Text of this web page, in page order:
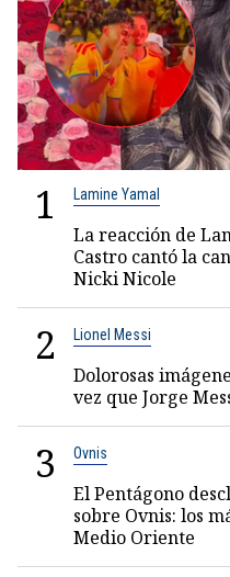
1 Lamine Yamal
La reacción de
Castro cantó la
Nicki Nicole
2 Lionel Messi
Dolorosas
vez que Jorge
3 Ovnis
El Pentágono
sobre Ovnis: los
Medio Oriente